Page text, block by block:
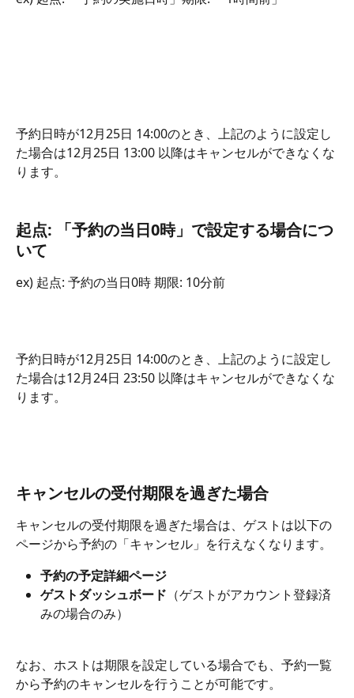
予約日時が12月25日 14:00のとき、上記のように設定し
た場合は12月25日 13:00 以降はキャンセルができなくな
ります。
起点: 「予約の当日0時」で設定する場合につ
いて
ex) 起点: 予約の当日0時 期限: 10分前
予約日時が12月25日 14:00のとき、上記のように設定し
た場合は12月24日 23:50 以降はキャンセルができなくな
ります。
キャンセルの受付期限を過ぎた場合
キャンセルの受付期限を過ぎた場合は、ゲストは以下の
ページから予約の「キャンセル」を行えなくなります。
予約の予定詳細ページ
ゲストダッシュボード （ゲストがアカウント登録済
みの場合のみ）
なお、ホストは期限を設定している場合でも、予約一覧
から予約のキャンセルを行うことが可能です。